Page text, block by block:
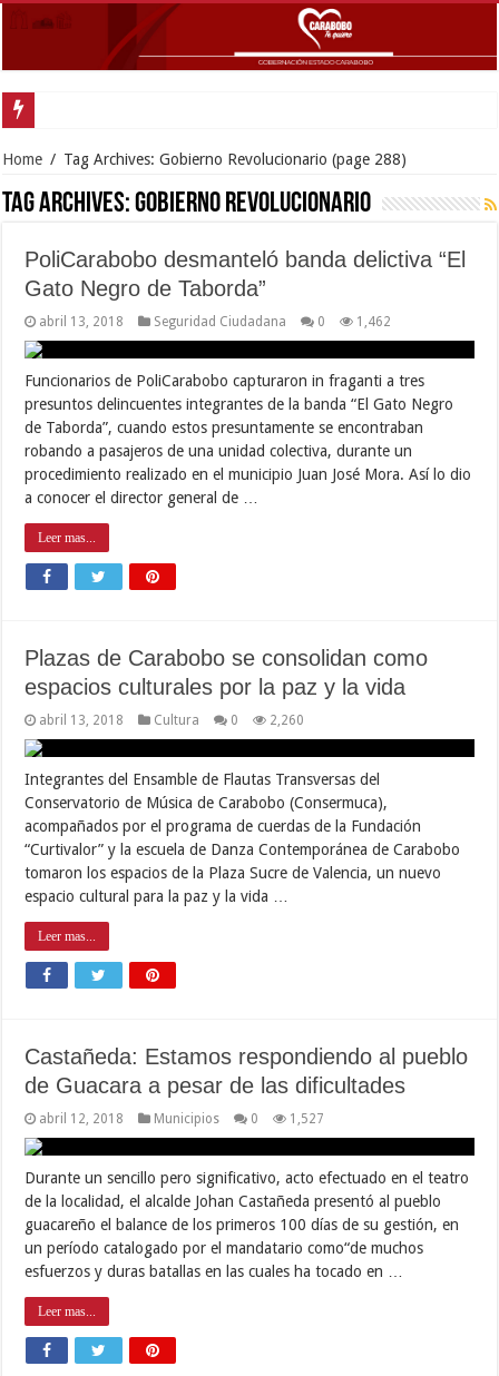
Home / Tag Archives: Gobierno Revolucionario (page 288)
Tag Archives:Gobierno Revolucionario
PoliCarabobo desmanteló banda delictiva “El
Gato Negro de Taborda”
abril 13, 2018 Seguridad Ciudadana 0 1,462
Funcionarios de PoliCarabobo capturaron in fraganti a tres
presuntos delincuentes integrantes de la banda “El Gato Negro
de Taborda”, cuando estos presuntamente se encontraban
robando a pasajeros de una unidad colectiva, durante un
procedimiento realizado en el municipio Juan José Mora. Así lo dio
a conocer el director general de …
Leer mas...
Plazas de Carabobo se consolidan como
espacios culturales por la paz y la vida
abril 13, 2018 Cultura 0 2,260
Integrantes del Ensamble de Flautas Transversas del
Conservatorio de Música de Carabobo (Consermuca),
acompañados por el programa de cuerdas de la Fundación
“Curtivalor” y la escuela de Danza Contemporánea de Carabobo
tomaron los espacios de la Plaza Sucre de Valencia, un nuevo
espacio cultural para la paz y la vida …
Leer mas...
Castañeda: Estamos respondiendo al pueblo
de Guacara a pesar de las dificultades
abril 12, 2018 Municipios 0 1,527
Durante un sencillo pero significativo, acto efectuado en el teatro
de la localidad, el alcalde Johan Castañeda presentó al pueblo
guacareño el balance de los primeros 100 días de su gestión, en
un período catalogado por el mandatario como“de muchos
esfuerzos y duras batallas en las cuales ha tocado en …
Leer mas...